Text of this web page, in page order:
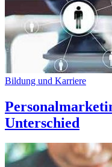
Bildung und Karriere
Unterschied